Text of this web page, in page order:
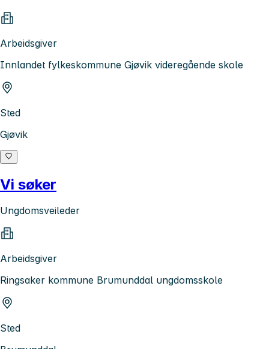
Arbeidsgiver
Innlandet fylkeskommune Gjøvik videregående skole
Sted
Gjøvik
Vi søker
Ungdomsveileder
Arbeidsgiver
Ringsaker kommune Brumunddal ungdomsskole
Sted